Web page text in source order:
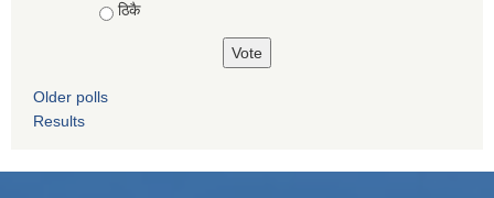
ठिकै
Older polls
Results